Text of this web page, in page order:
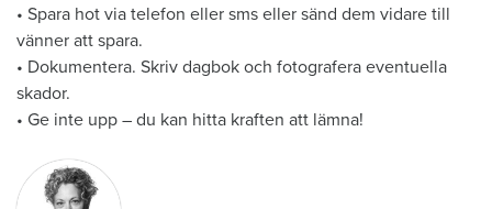
• Spara hot via telefon eller sms eller sänd dem vidare till
vänner att spara.
• Dokumentera. Skriv dagbok och fotografera eventuella
skador.
• Ge inte upp – du kan hitta kraften att lämna!